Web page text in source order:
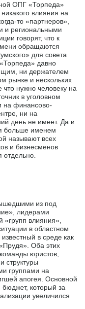
ОПГ «Торпеда»
влияния на
то «партнеров»,
и региональными
говорят, что к
обращаются
для совета
давно
ни держателем
рынке и нескольких
нужно человеку на
в уголовном
на финансово-
ни на
день не имеет. Да и
больше именем
называют всех
и бизнесменов
отдельно.
из под
лидерами
«групп влияния»,
в областном
известный в среде как
Оба этих
юристов,
структуры
группами на
апогея. Основной
который за
увеличился